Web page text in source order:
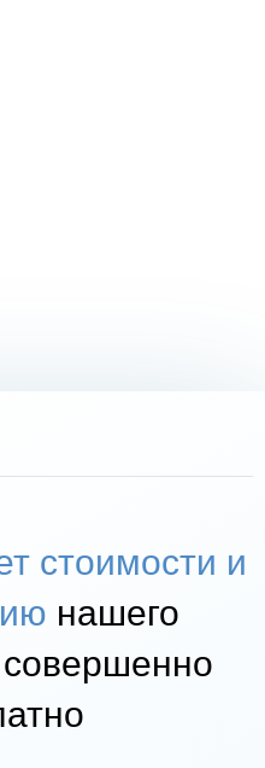
стоимости и
нашего